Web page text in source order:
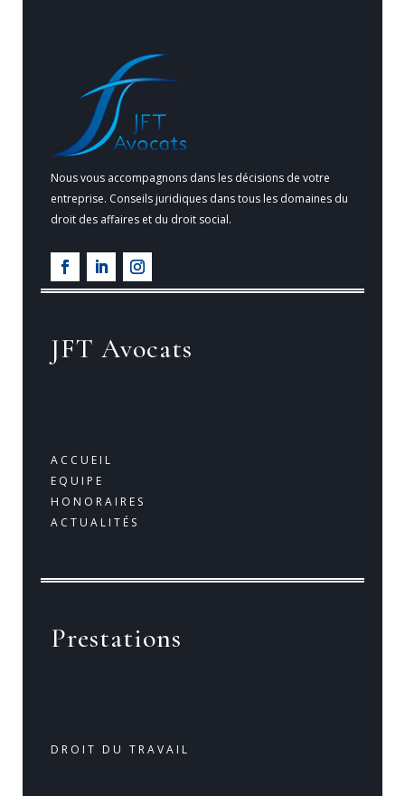
Nous vous accompagnons dans les décisions de votre
entreprise. Conseils juridiques dans tous les domaines du
droit des affaires et du droit social.
JFT Avocats
ACCUEIL
EQUIPE
HONORAIRES
ACTUALITÉS
Prestations
DROIT DU TRAVAIL